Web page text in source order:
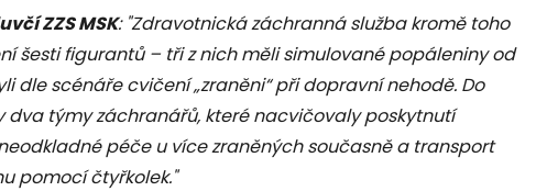
ZZS MSK: "Zdravotnická záchranná služba kromě toho
šesti figurantů – tři z nich měli simulované popáleniny od
dle scénáře cvičení „zraněni“ při dopravní nehodě. Do
dva týmy záchranářů, které nacvičovaly poskytnutí
péče u více zraněných současně a transport
pomocí čtyřkolek."